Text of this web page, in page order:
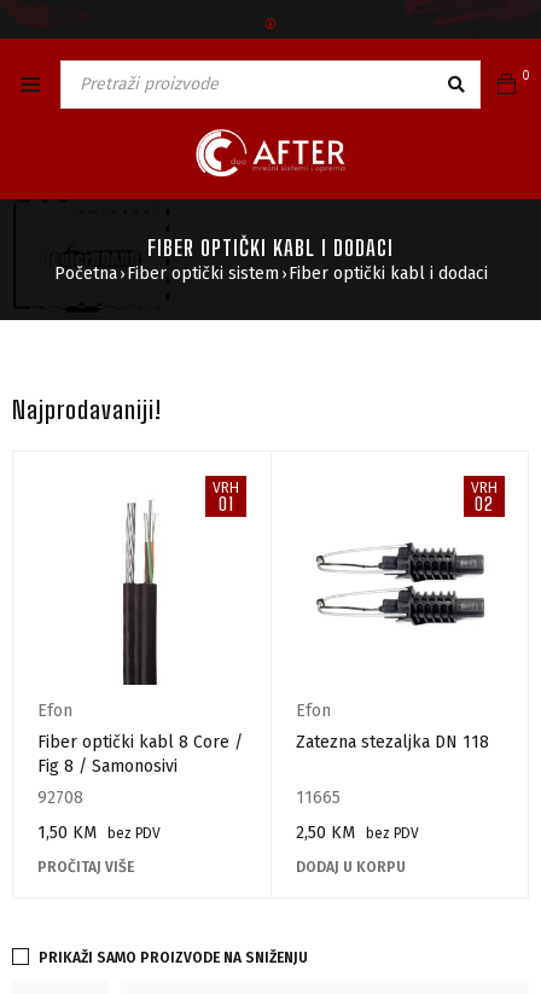
🅯
0
FIBER OPTIČKI KABL I DODACI
Početna › Fiber optički sistem › Fiber optički kabl i dodaci
Najprodavaniji!
VRH
01
Efon
Fiber optički kabl 8 Core /
Fig 8 / Samonosivi
92708
1,50 KM
bez PDV
PROČITAJ VIŠE
VRH
02
Efon
Zatezna stezaljka DN 118
11665
2,50 KM
bez PDV
DODAJ U KORPU
PRIKAŽI SAMO PROIZVODE NA SNIŽENJU